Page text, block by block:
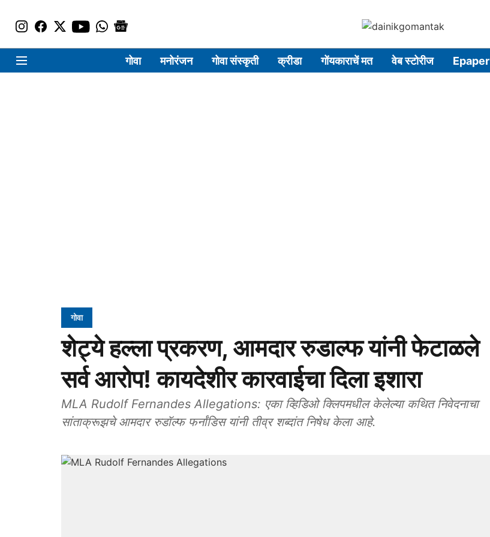
गोवा मनोरंजन गोवा संस्कृती क्रीडा गोंयकाराचें मत वेब स्टोरीज Epaper
गोवा
शेट्ये हल्ला प्रकरण, आमदार रुडाल्फ यांनी फेटाळले
सर्व आरोप! कायदेशीर कारवाईचा दिला इशारा
MLA Rudolf Fernandes Allegations: एका व्हिडिओ क्लिपमधील केलेल्या कथित निवेदनाचा
सांताक्रूझचे आमदार रुडॉल्फ फर्नांडिस यांनी तीव्र शब्दांत निषेध केला आहे.